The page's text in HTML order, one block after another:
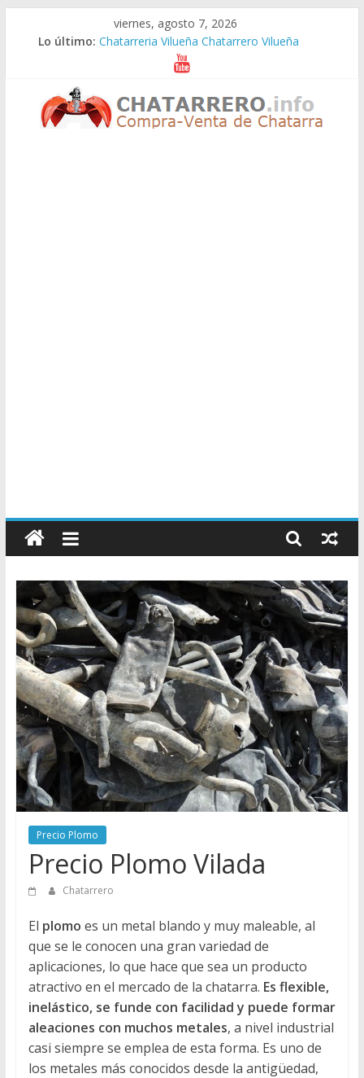
viernes, agosto 7, 2026
Lo último: Chatarreria Vilueña Chatarrero Vilueña
Chatarreria Zuera Chatarrero Zuera
Chatarreria Zaragoza Chatarrero Zaragoza
Chatarreria Zaida Chatarrero Zaida
Chatarreria Vistabella Chatarrero Vistabella
Chatarreros
–
Precio
de
Chatarra
Directorio
de
Chatarreros
para
Chatarra
Precio Plomo
Precio Plomo Vilada
Chatarrero
El plomo es un metal blando y muy maleable, al
que se le conocen una gran variedad de
aplicaciones, lo que hace que sea un producto
atractivo en el mercado de la chatarra. Es flexible,
inelástico, se funde con facilidad y puede formar
aleaciones con muchos metales, a nivel industrial
casi siempre se emplea de esta forma. Es uno de
los metales más conocidos desde la antigüedad,